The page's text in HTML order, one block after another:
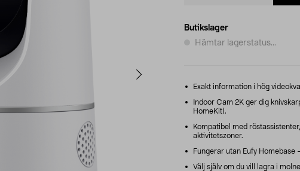
Butikslager
Hämtar lagerstatus...
Exakt information i hög
Indoor Cam 2K ger dig
HomeKit).
Kompatibel med
aktivitetszoner.
Fungerar utan Eufy Homebase
Välj själv om du vill lagra i